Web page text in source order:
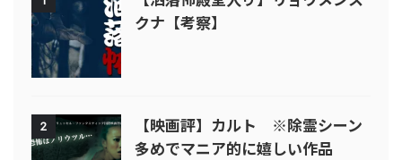
クナ【考察】
2
【映画評】カルト ※除霊シーン
多めでマニア的に嬉しい作品